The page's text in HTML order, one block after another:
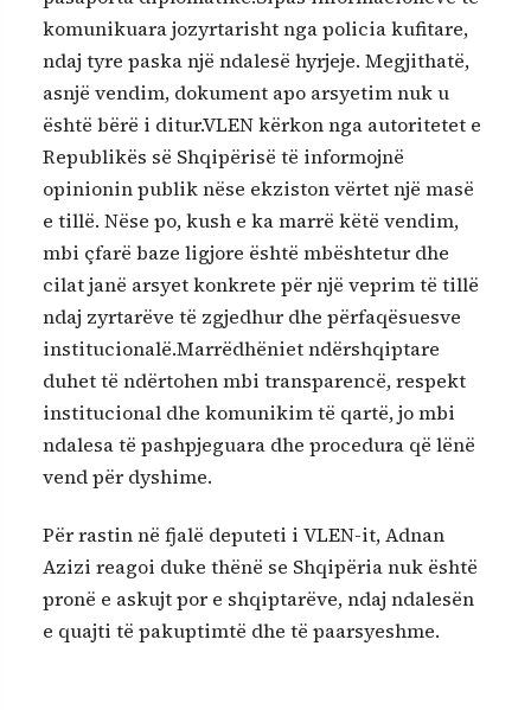
komunikuara jozyrtarisht nga policia kufitare,
ndaj tyre paska një ndalesë hyrjeje. Megjithatë,
asnjë vendim, dokument apo arsyetim nuk u
është bërë i ditur.VLEN kërkon nga autoritetet e
Republikës së Shqipërisë të informojnë
opinionin publik nëse ekziston vërtet një masë
e tillë. Nëse po, kush e ka marrë këtë vendim,
mbi çfarë baze ligjore është mbështetur dhe
cilat janë arsyet konkrete për një veprim të tillë
ndaj zyrtarëve të zgjedhur dhe përfaqësuesve
institucionalë.Marrëdhëniet ndërshqiptare
duhet të ndërtohen mbi transparencë, respekt
institucional dhe komunikim të qartë, jo mbi
ndalesa të pashpjeguara dhe procedura që lënë
vend për dyshime.
Për rastin në fjalë deputeti i VLEN-it, Adnan
Azizi reagoi duke thënë se Shqipëria nuk është
pronë e askujt por e shqiptarëve, ndaj ndalesën
e quajti të pakuptimtë dhe të paarsyeshme.